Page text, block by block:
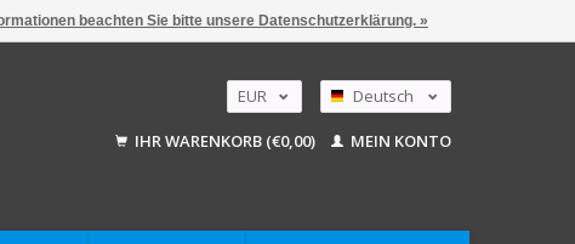
EUR
USD
Deutsch
English
IHR WARENKORB (€0,00) MEIN KONTO
beachten Sie bitte unsere Datenschutzerklärung. »